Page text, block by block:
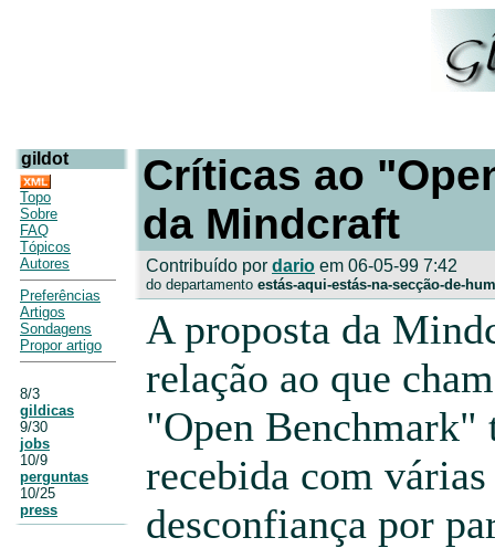
gildot
Topo
Sobre
FAQ
Tópicos
Autores
Preferências
Artigos
Sondagens
Propor artigo
8/3
gildicas
9/30
jobs
10/9
perguntas
10/25
press
Críticas ao
da Mindcraft
Contribuído por dario em 06-05-99 7:42
do departamento estás-aqui-estás-na-secção-de-
A proposta da
relação ao que
"Open Benchmark"
recebida com
desconfiança por